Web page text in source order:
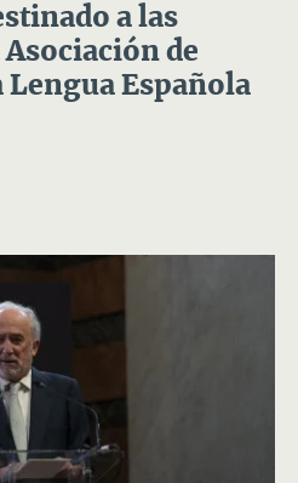
a las
Asociación de
Lengua Española